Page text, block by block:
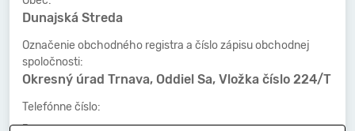
Dunajská Streda
Označenie obchodného registra a číslo zápisu obchodnej
spoločnosti:
Okresný úrad Trnava, Oddiel Sa, Vložka číslo 224/T
Telefónne číslo:
-